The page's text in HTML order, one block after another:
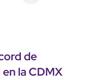
de
la CDMX